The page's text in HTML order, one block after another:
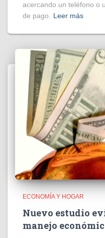
acercando un teléfono o
de pago. Leer más
ECONOMÍA Y HOGAR
Nuevo estudio
manejo